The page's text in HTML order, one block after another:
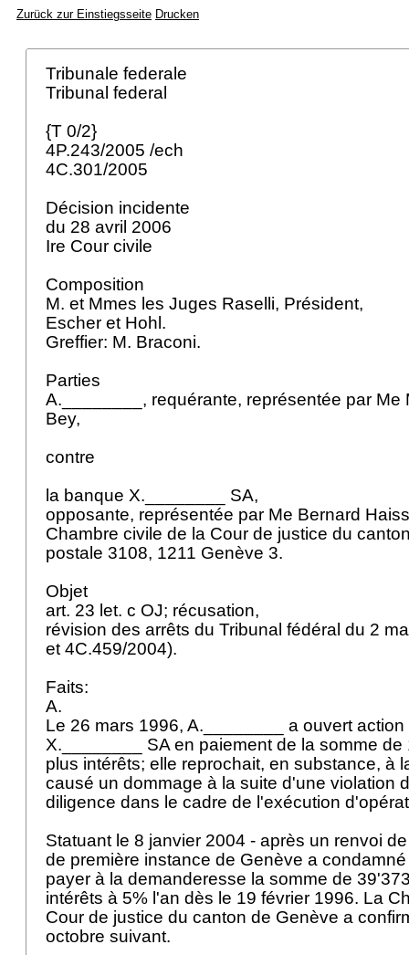
Zurück zur Einstiegsseite Drucken
Tribunale federale
Tribunal federal
{T 0/2}
4P.243/2005 /ech
4C.301/2005
Décision incidente
du 28 avril 2006
Ire Cour civile
Composition
M. et Mmes les Juges Raselli, Président,
Escher et Hohl.
Greffier: M. Braconi.
Parties
A.________, requérante, représentée par Me
Bey,
contre
la banque X.________ SA,
opposante, représentée par Me Bernard
Chambre civile de la Cour de justice du
postale 3108, 1211 Genève 3.
Objet
art. 23 let. c OJ; récusation,
révision des arrêts du Tribunal fédéral du 2
et 4C.459/2004).
Faits:
A.
Le 26 mars 1996, A.________ a ouvert
X.________ SA en paiement de la somme
plus intérêts; elle reprochait, en substance, à
causé un dommage à la suite d'une violation
diligence dans le cadre de l'exécution
Statuant le 8 janvier 2004 - après un renvoi
de première instance de Genève a
payer à la demanderesse la somme de
intérêts à 5% l'an dès le 19 février 1996. La
Cour de justice du canton de Genève a
octobre suivant.